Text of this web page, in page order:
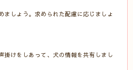
ましょう。求められた配慮に応じましょ
掛けをしあって、犬の情報を共有しまし